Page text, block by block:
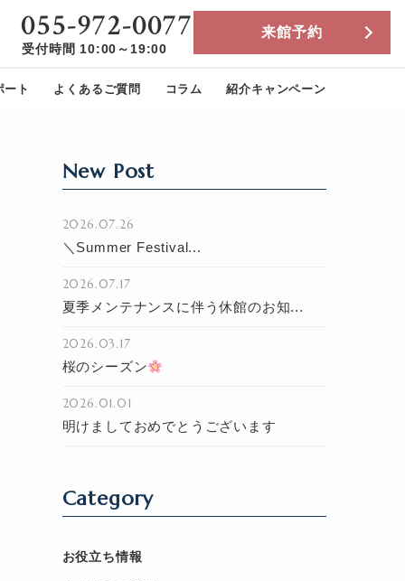
055-972-0077
受付時間 10:00～19:00
来館予約
ート よくあるご質問 コラム 紹介キャンペーン
New Post
2026.07.26
＼Summer Festival...
2026.07.17
夏季メンテナンスに伴う休館のお知...
2026.03.17
桜のシーズン
2026.01.01
明けましておめでとうございます
Category
お役立ち情報